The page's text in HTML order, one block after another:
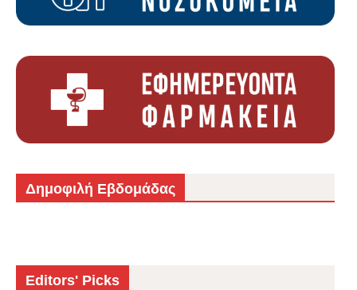
Δημοφιλή Εβδομάδας
Editors' Picks